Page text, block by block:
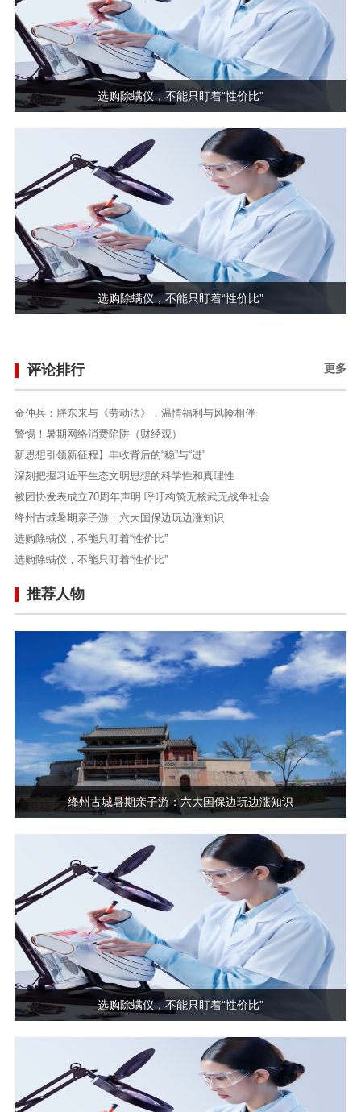
选购除螨仪，不能只盯着“性价比”
选购除螨仪，不能只盯着“性价比”
更多
评论排行
金仲兵：胖东来与《劳动法》，温情福利与风险相伴
警惕！暑期网络消费陷阱（财经观）
新思想引领新征程】丰收背后的“稳”与“进”
深刻把握习近平生态文明思想的科学性和真理性
被团协发表成立70周年声明 呼吁构筑无核武无战争社会
绛州古城暑期亲子游：六大国保边玩边涨知识
选购除螨仪，不能只盯着“性价比”
选购除螨仪，不能只盯着“性价比”
推荐人物
绛州古城暑期亲子游：六大国保边玩边涨知识
选购除螨仪，不能只盯着“性价比”